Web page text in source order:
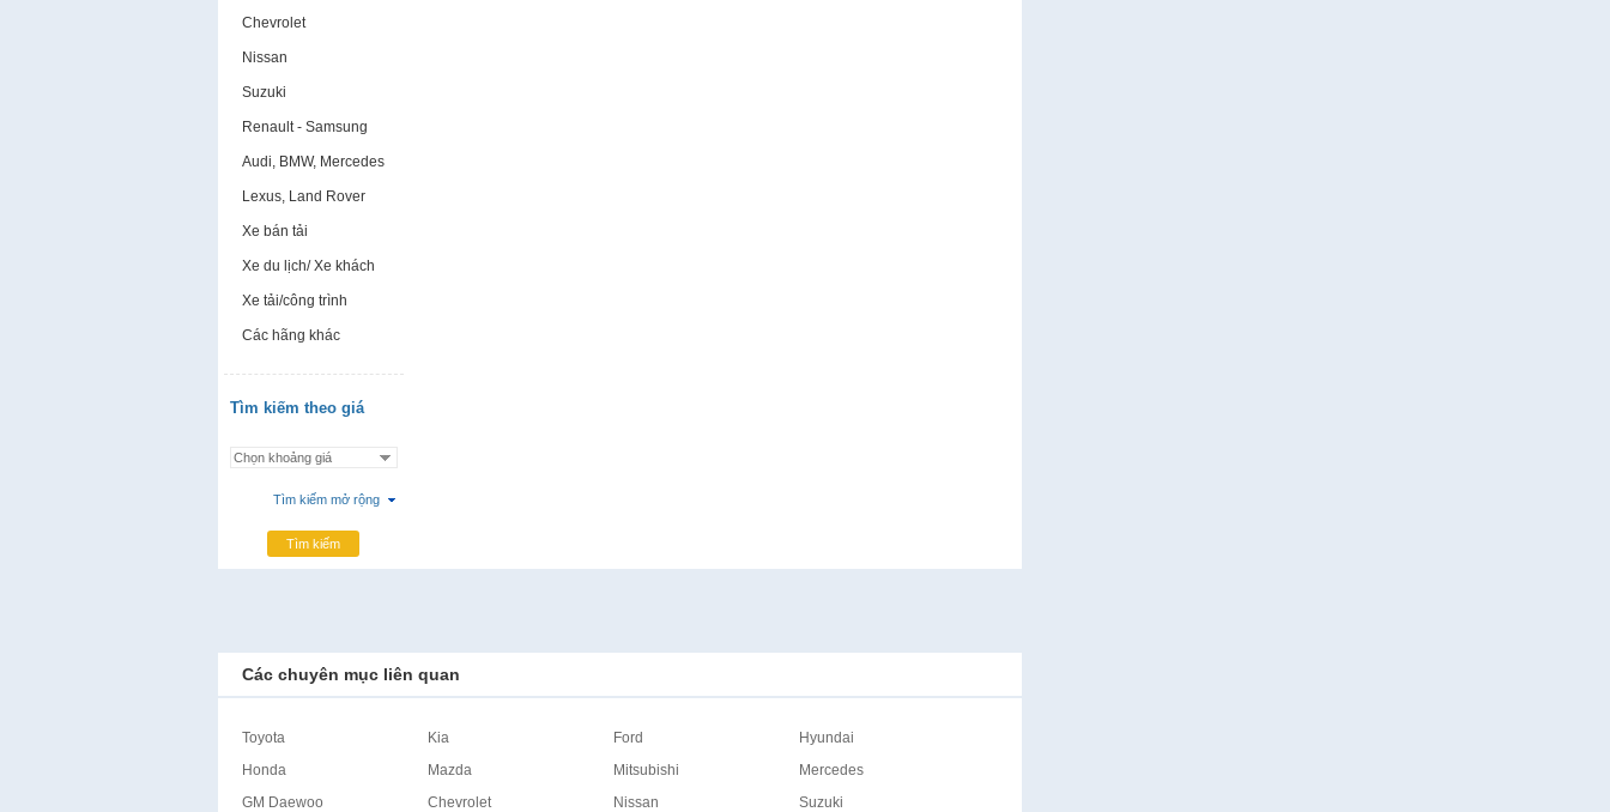
Chevrolet
Nissan
Suzuki
Renault - Samsung
Audi, BMW, Mercedes
Lexus, Land Rover
Xe bán tải
Xe du lịch/ Xe khách
Xe tải/công trình
Các hãng khác
Tìm kiếm theo giá
Tìm kiếm mở rộng
Tìm kiếm
Các chuyên mục liên quan
Toyota Kia Ford
Hyundai
Honda
Mazda Mitsubishi
Mercedes
GM Daewoo
Chevrolet Nissan
Suzuki